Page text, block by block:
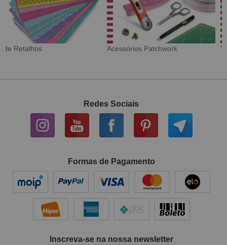
Tecido Digital Sarja Impermeável
Redes Sociais
Formas de Pagamento
Inscreva-se na nossa newsletter